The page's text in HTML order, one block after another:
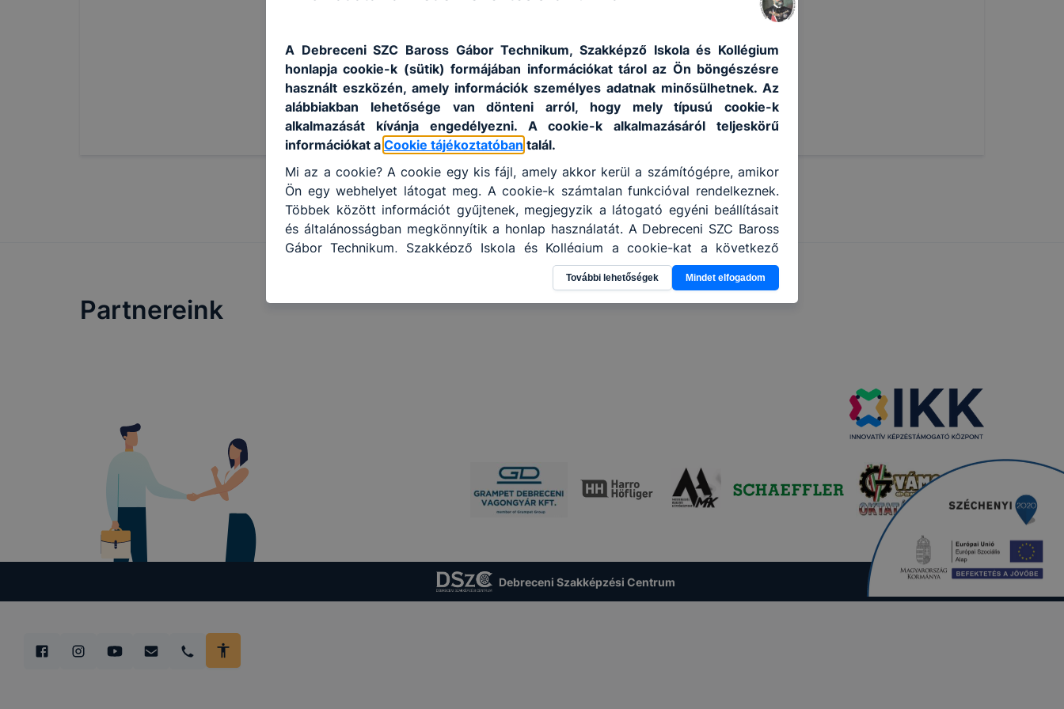
1217:20 – 18:05
13 18:10 – 18:55
1419:00 – 19:45
1519:50 – 20:35
Partnereink
Debreceni Szakképzési Centrum
A Debreceni SZC Baross Gábor Technikum, Szakképző Iskola és Kollégium
honlapja cookie-k (sütik) formájában információkat tárol az Ön böngészésre
használt eszközén, amely információk személyes adatnak minősülhetnek. Az
alábbiakban lehetősége van dönteni arról, hogy mely típusú cookie-k
alkalmazását kívánja engedélyezni. A cookie-k alkalmazásáról teljeskörű
információkat a Cookie tájékoztatóban talál.
Mi az a cookie? A cookie egy kis fájl, amely akkor kerül a számítógépre, amikor
Ön egy webhelyet látogat meg. A cookie-k számtalan funkcióval rendelkeznek.
Többek között információt gyűjtenek, megjegyzik a látogató egyéni beállításait
és általánosságban megkönnyítik a honlap használatát. A Debreceni SZC Baross
Gábor Technikum, Szakképző Iskola és Kollégium a cookie-kat a következő
célokból használja: információ gyűjtése azzal kapcsolatban, hogyan használja Ön
a honlapot -annak felmérésével, hogy a honlap melyik részeit látogatja, vagy
használja leginkább, így megtudhatjuk, hogyan biztosítsunk Önnek még jobb
teljes körű használatára, vagy a honlap a tervezettől eltérően fog működni
További lehetőségek Mindet elfogadom